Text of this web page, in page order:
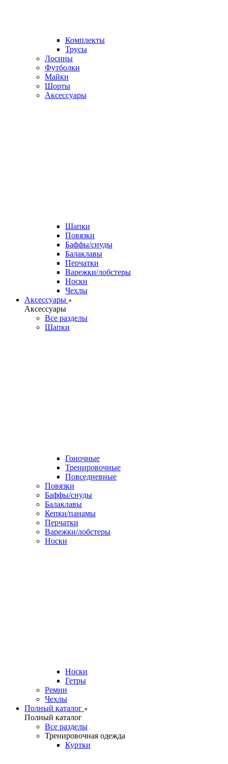
Комплекты
Трусы
Лосины
Футболки
Майки
Шорты
Аксессуары
Шапки
Повязки
Баффы/снуды
Балаклавы
Перчатки
Варежки/лобстеры
Носки
Чехлы
Аксессуары
Аксессуары
Все разделы
Шапки
Гоночные
Тренировочные
Повседневные
Повязки
Баффы/снуды
Балаклавы
Кепки/панамы
Перчатки
Варежки/лобстеры
Носки
Носки
Гетры
Ремни
Чехлы
Полный каталог
Полный каталог
Все разделы
Тренировочная одежда
Куртки